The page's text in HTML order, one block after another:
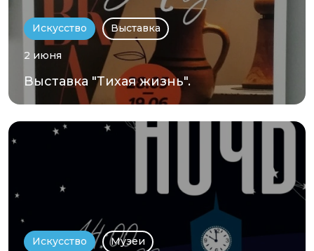
Искусство Выставка
2 июня
Выставка "Тихая жизнь".
Искусство Музеи